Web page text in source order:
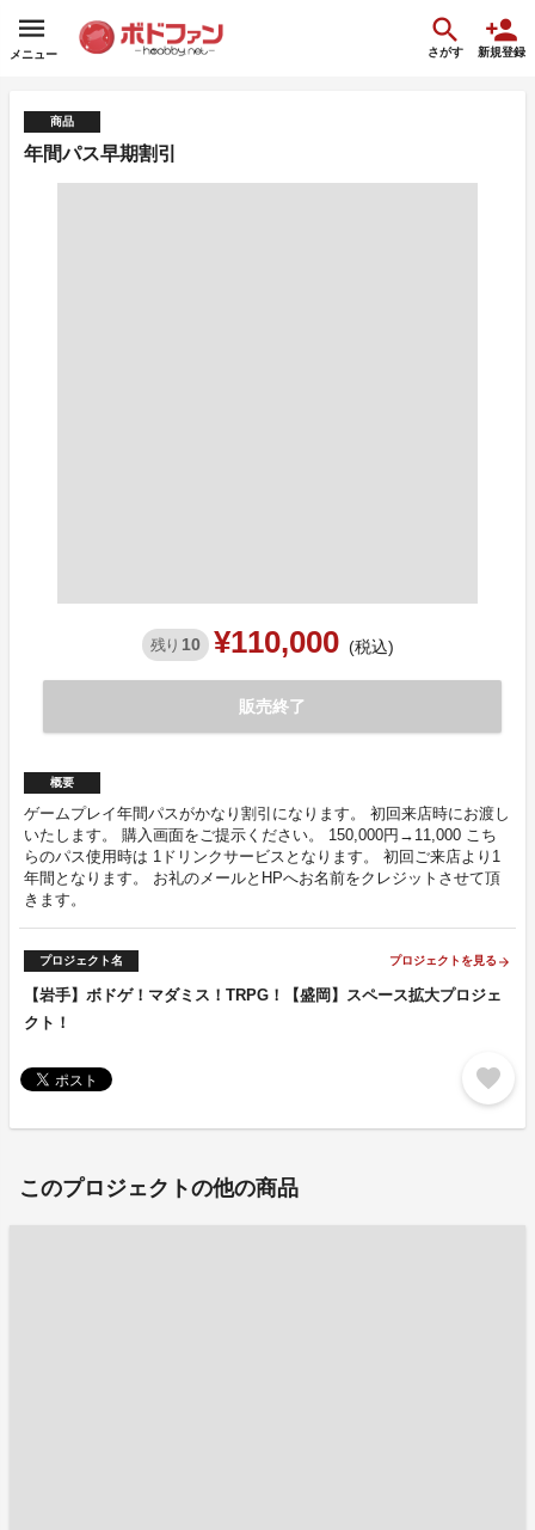
メニュー さがす 新規登録
商品
年間パス早期割引
残り 10 ¥110,000 (税込)
販売終了
概要
ゲームプレイ年間パスがかなり割引になります。 初回来店時にお渡し
いたします。 購入画面をご提示ください。 150,000円→11,000 こち
らのパス使用時は 1ドリンクサービスとなります。 初回ご来店より1
年間となります。 お礼のメールとHPへお名前をクレジットさせて頂
きます。
プロジェクト名 プロジェクトを見る arrow_forward
【岩手】ボドゲ！マダミス！TRPG！【盛岡】スペース拡大プロジェ
クト！
favorite
このプロジェクトの他の商品